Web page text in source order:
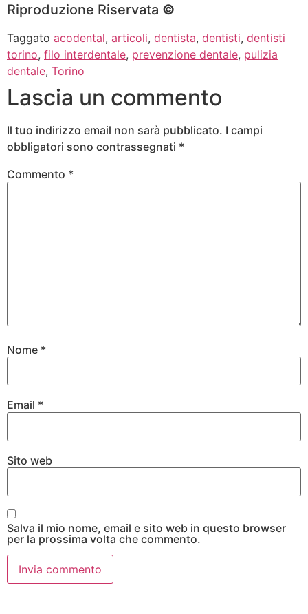
Riproduzione Riservata ©
Taggato acodental, articoli, dentista, dentisti, dentisti
torino, filo interdentale, prevenzione dentale, pulizia
dentale, Torino
Lascia un commento
Il tuo indirizzo email non sarà pubblicato. I campi
obbligatori sono contrassegnati *
Commento *
Nome *
Email *
Sito web
Salva il mio nome, email e sito web in questo browser
per la prossima volta che commento.